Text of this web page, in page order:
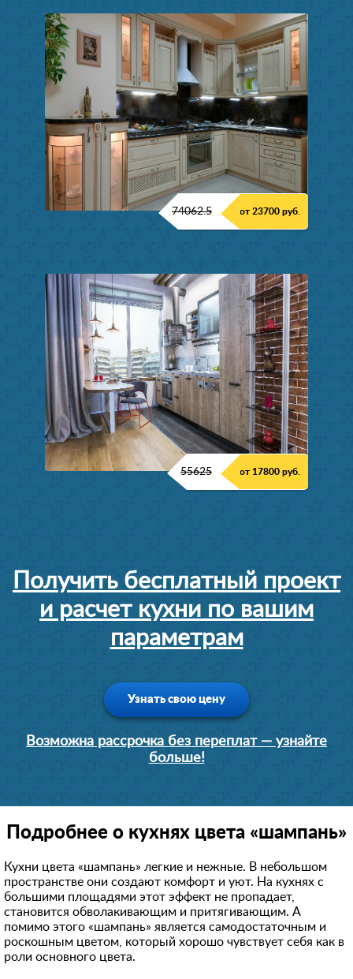
74062.5 от 23700 руб.
55625 от 17800 руб.
Получить бесплатный проект
и расчет кухни по вашим
параметрам
Узнать свою цену
Возможна рассрочка без переплат — узнайте
больше!
Подробнее о кухнях цвета «шампань»
Кухни цвета «шампань» легкие и нежные. В небольшом
пространстве они создают комфорт и уют. На кухнях с
большими площадями этот эффект не пропадает,
становится обволакивающим и притягивающим. А
помимо этого «шампань» является самодостаточным и
роскошным цветом, который хорошо чувствует себя как в
роли основного цвета.